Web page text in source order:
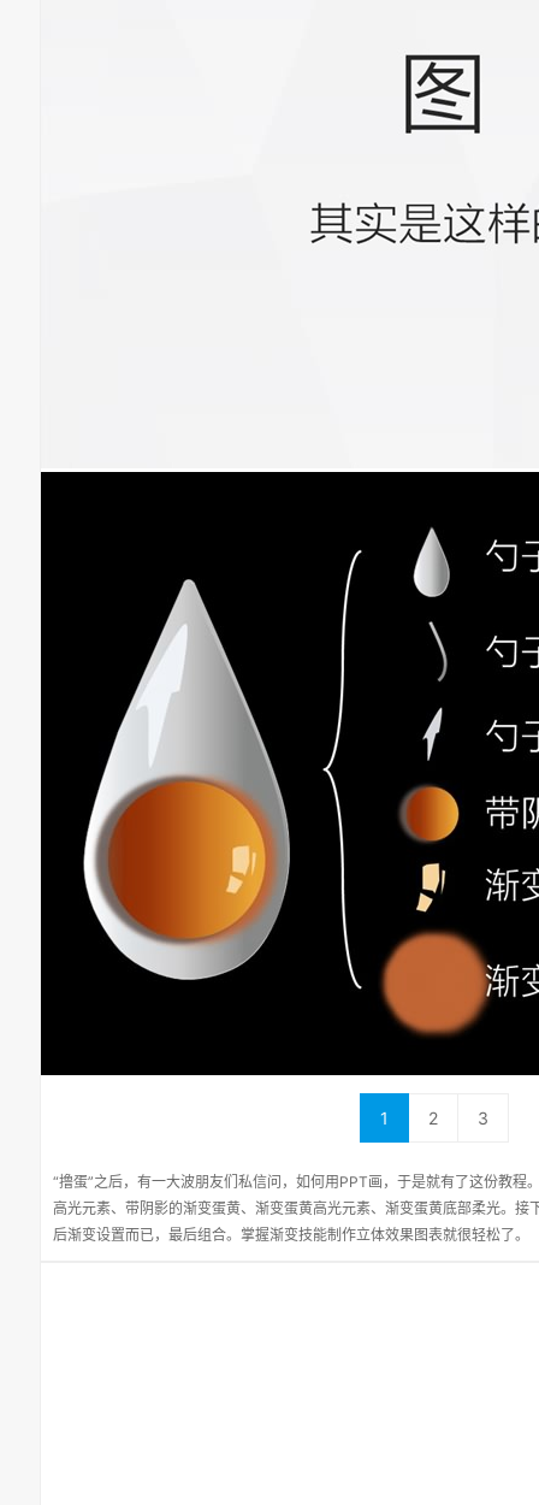
1 2 3
“撸蛋”之后，有一大波朋友们私信问，如何用PPT画，于是就有了这份教程
高光元素、带阴影的渐变蛋黄、渐变蛋黄高光元素、渐变蛋黄底部柔光。
后渐变设置而已，最后组合。掌握渐变技能制作立体效果图表就很轻松了。